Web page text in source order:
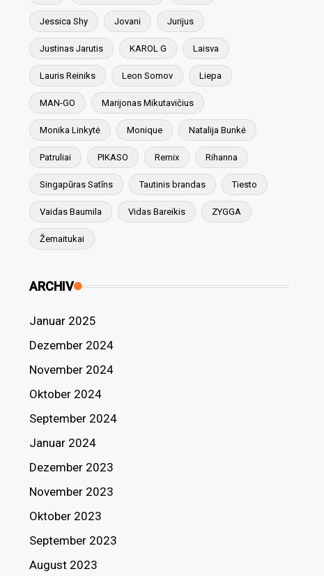
Jessica Shy Jovani Jurijus
Justinas Jarutis KAROL G Laisva
Lauris Reiniks Leon Somov Liepa
MAN-GO Marijonas Mikutavičius
Monika Linkytė Monique Natalija Bunkė
Patruliai PIKASO Remix Rihanna
Singapūras Satīns Tautinis brandas Tiesto
Vaidas Baumila Vidas Bareikis ZYGGA
Žemaitukai
ARCHIV
Januar 2025
Dezember 2024
November 2024
Oktober 2024
September 2024
Januar 2024
Dezember 2023
November 2023
Oktober 2023
September 2023
August 2023